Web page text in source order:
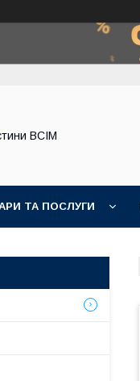
ВСІМ
ТА ПОСЛУГИ